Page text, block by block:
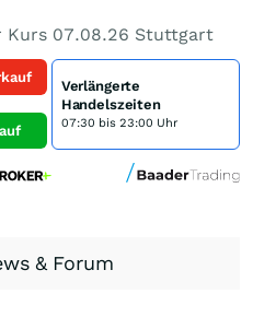
Kurs 07.08.26 Stuttgart
Verlängerte
Handelszeiten
07:30 bis 23:00 Uhr
& Forum